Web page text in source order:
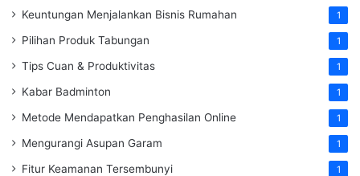
Keuntungan Menjalankan Bisnis Rumahan 1
Pilihan Produk Tabungan 1
Tips Cuan & Produktivitas 1
Kabar Badminton 1
Metode Mendapatkan Penghasilan Online 1
Mengurangi Asupan Garam 1
Fitur Keamanan Tersembunyi 1